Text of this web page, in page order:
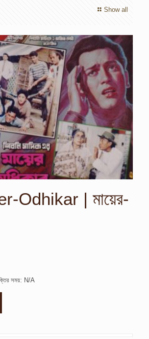
Show all
Odhikar | মায়ের-
সময়: N/A